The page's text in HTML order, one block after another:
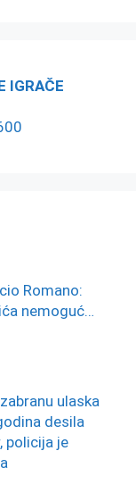
IGRAČE
Romano:
nemoguć…
ulaska
desila
policija je